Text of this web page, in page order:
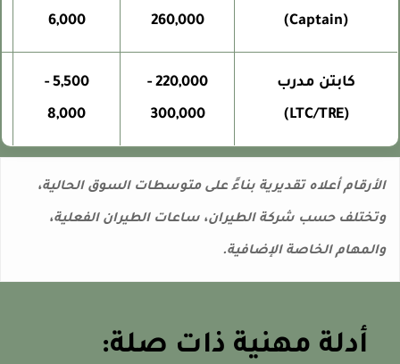
260,000
6,000
كابتن مدرب
220,000 -
300,000
5,500 -
8,000
أعلاه تقديرية بناءً على متوسطات السوق الحالية،
حسب شركة الطيران، ساعات الطيران الفعلية،
الخاصة الإضافية.
أدلة مهنية ذات صلة: